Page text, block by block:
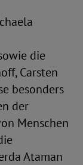
die
Carsten
besonders
der
Menschen
Ataman